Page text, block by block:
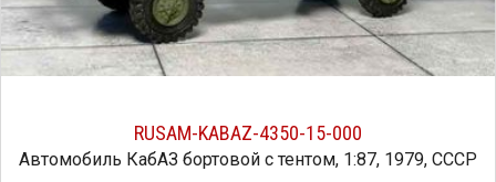
RUSAM-KABAZ-4350-15-000
Автомобиль КабАЗ бортовой с тентом, 1:87, 1979, СССР